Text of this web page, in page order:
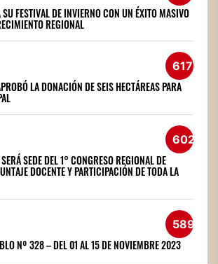
FESTIVAL DE INVIERNO CON UN ÉXITO MASIVO
REGIONAL
617
LA DONACIÓN DE SEIS HECTÁREAS PARA
602
SEDE DEL 1° CONGRESO REGIONAL DE
DOCENTE Y PARTICIPACIÓN DE TODA LA
589
Nº 328 – DEL 01 AL 15 DE NOVIEMBRE 2023